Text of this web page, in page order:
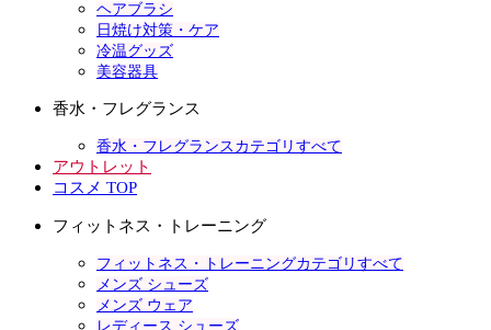
ヘアブラシ
日焼け対策・ケア
冷温グッズ
美容器具
香水・フレグランス
香水・フレグランスカテゴリすべて
アウトレット
コスメ TOP
フィットネス・トレーニング
フィットネス・トレーニングカテゴリすべて
メンズ シューズ
メンズ ウェア
レディース シューズ